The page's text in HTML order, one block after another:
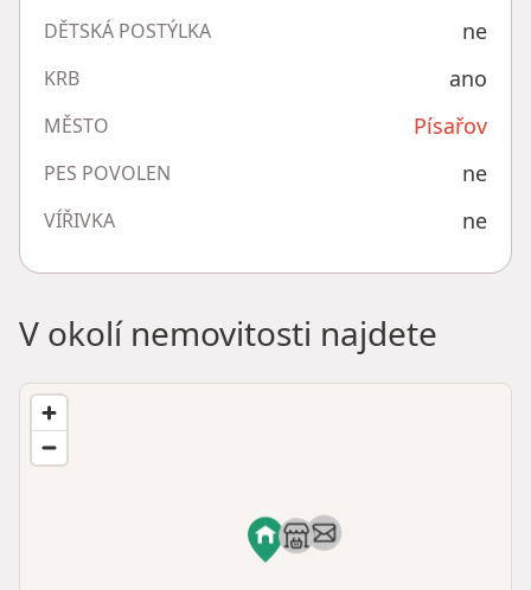
DĚTSKÁ POSTÝLKA ne
KRB ano
MĚSTO Písařov
PES POVOLEN ne
VÍŘIVKA ne
V okolí nemovitosti najdete